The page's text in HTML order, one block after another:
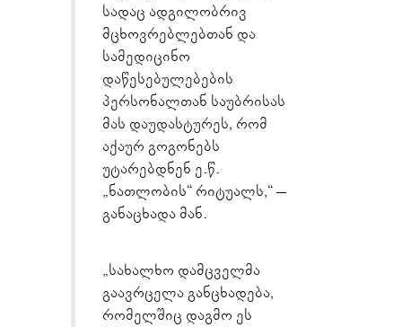
სადაც ადგილობრივ
მცხოვრებლებთან და
სამედიცინო
დაწესებულებების
პერსონალთან საუბრისას
მას დაუდასტურეს, რომ
აქაურ გოგონებს
უტარებდნენ ე.წ.
„ნათლობის“ რიტუალს,“ –
განაცხადა მან.
„სახალხო დამცველმა
გაავრცელა განცხადება,
რომელშიც დაგმო ეს